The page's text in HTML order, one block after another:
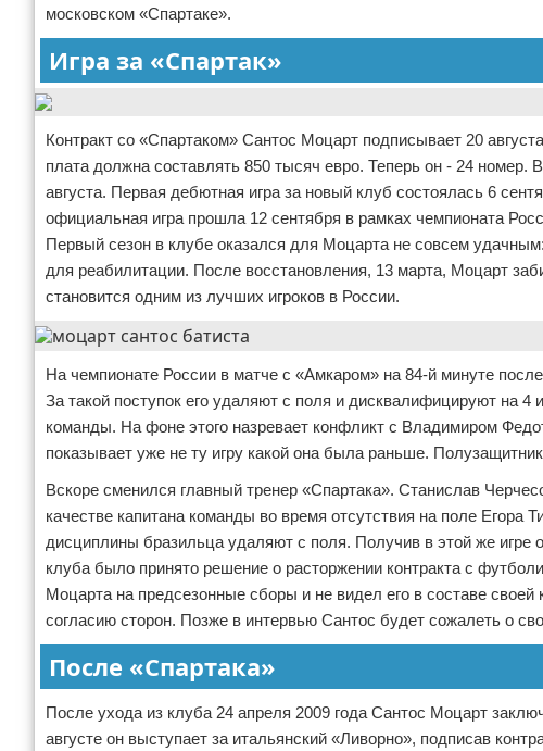
Тренировки дома
Спортивное питание
московском «Спартаке».
Игра за «Спартак»
Контракт со «Спартаком» Сантос Моцарт подписывает 20
плата должна составлять 850 тысяч евро. Теперь он - 24
августа. Первая дебютная игра за новый клуб состоялась 6
официальная игра прошла 12 сентября в рамках чемпионата
Первый сезон в клубе оказался для Моцарта не совсем
для реабилитации. После восстановления, 13 марта, Моцарт
становится одним из лучших игроков в России.
На чемпионате России в матче с «Амкаром» на 84-й минуте
За такой поступок его удаляют с поля и дисквалифицируют на 4
команды. На фоне этого назревает конфликт с Владимиром
показывает уже не ту игру какой она была раньше.
Вскоре сменился главный тренер «Спартака». Станислав
качестве капитана команды во время отсутствия на поле
дисциплины бразильца удаляют с поля. Получив в этой же
клуба было принято решение о расторжении контракта с
Моцарта на предсезонные сборы и не видел его в составе
согласию сторон. Позже в интервью Сантос будет сожалеть о
После «Спартака»
После ухода из клуба 24 апреля 2009 года Сантос Моцарт
августе он выступает за итальянский «Ливорно», подписав